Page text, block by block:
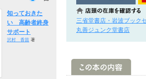
三省堂書店・岩波ブック
丸善ジュンク堂書店
知っておきた
い 高齢者終身
サポート
沢村 香苗 著